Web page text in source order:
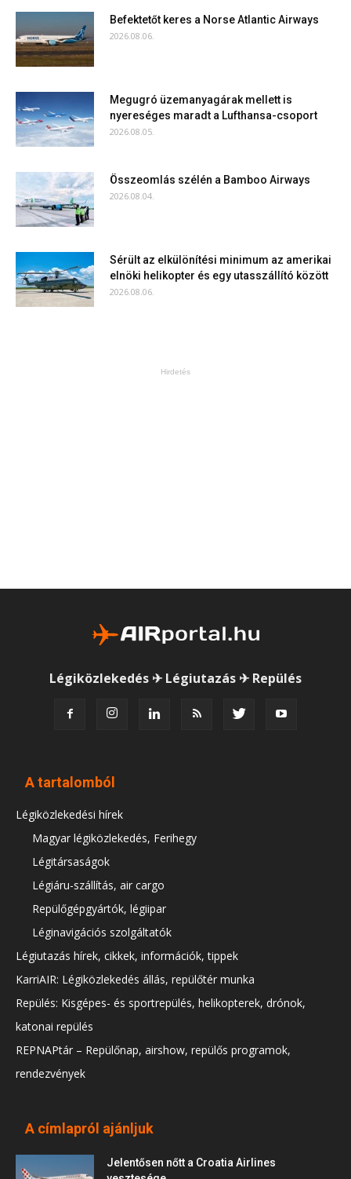
Befektetőt keres a Norse Atlantic Airways
2026.08.06.
Megugró üzemanyagárak mellett is
nyereséges maradt a Lufthansa-csoport
2026.08.05.
Összeomlás szélén a Bamboo Airways
2026.08.04.
Sérült az elkülönítési minimum az amerikai
elnöki helikopter és egy utasszállító között
2026.08.06.
Hirdetés
Légiközlekedés ✈ Légiutazás ✈ Repülés
A tartalomból
Légiközlekedési hírek
Magyar légiközlekedés, Ferihegy
Légitársaságok
Légiáru-szállítás, air cargo
Repülőgépgyártók, légiipar
Léginavigációs szolgáltatók
Légiutazás hírek, cikkek, információk, tippek
KarriAIR: Légiközlekedés állás, repülőtér munka
Repülés: Kisgépes- és sportrepülés, helikopterek, drónok,
katonai repülés
REPNAPtár – Repülőnap, airshow, repülős programok,
rendezvények
A címlapról ajánljuk
Jelentősen nőtt a Croatia Airlines